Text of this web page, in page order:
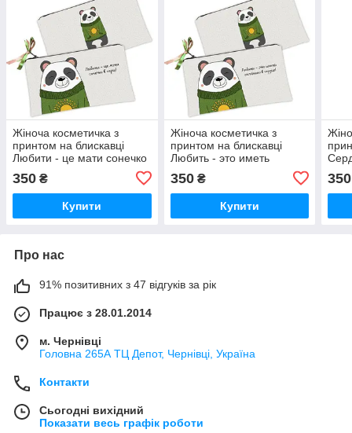
Жіноча косметичка з
принтом на блискавці
Любити - це мати сонечко
350 ₴
Купити
Жіноча косметичка з
принтом на блискавці
Любить - это иметь
солнышко в сердце! 20х12
см
350₴
Купити
350
Про нас
91% позитивних з 47 відгуків за рік
Працює з 28.01.2014
м. Чернівці
Головна 265А ТЦ Депот, Чернівці, Україна
Контакти
Сьогодні вихідний
Показати весь графік роботи